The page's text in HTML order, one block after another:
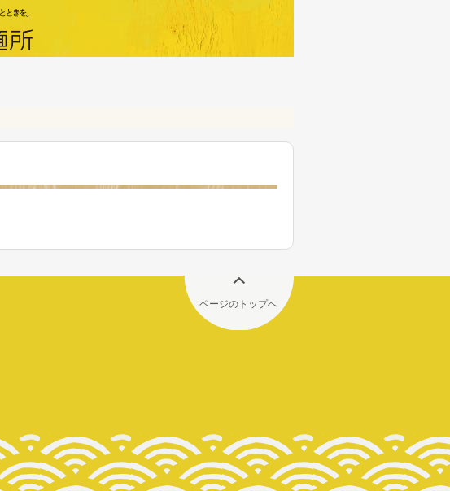
ページのトップへ